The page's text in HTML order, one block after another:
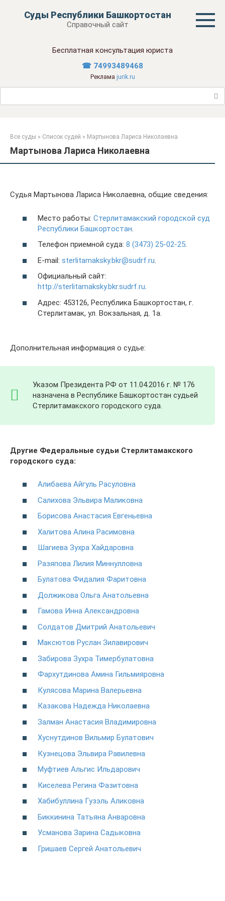
Суды Республики Башкортостан
Справочный сайт
Бесплатная консультация юриста
☎ 74993489468
Реклама jurik.ru
Поиск:
Все суды » Список судей » Мартынова Лариса Николаевна
Мартынова Лариса Николаевна
Судья Мартынова Лариса Николаевна, общие сведения:
Место работы: Стерлитамакский городской суд
Республики Башкортостан
Телефон приемной суда: 8 (3473) 25-02-25.
E-mail: sterlitamaksky.bkr@sudrf.ru
Официальный сайт:
http://sterlitamaksky.bkr.sudrf.ru.
Адрес: 453126, Республика Башкортостан, г.
Стерлитамак, ул. Вокзальная, д. 1а.
Дополнительная информация о судье:
Указом Президента РФ от 11.04.2016 г. № 176
назначена в Республике Башкортостан судьей
Стерлитамакского городского суда.
Другие Федеральные судьи Стерлитамакского
городского суда:
Алибаева Айгуль Расуловна
Салихова Эльвира Маликовна
Борисова Анастасия Евгеньевна
Халитова Алина Расимовна
Шагиева Зухра Хайдаровна
Разяпова Лилия Миннулловна
Булатова Фидалия Фаритовна
Должикова Ольга Анатольевна
Гамова Инна Александровна
Солдатов Дмитрий Анатольевич
Максютов Руслан Зилавирович
Забирова Зухра Тимербулатовна
Фархутдинова Амина Гильмияровна
Кулясова Марина Валерьевна
Казакова Надежда Николаевна
Залман Анастасия Владимировна
Хуснутдинов Вильмир Булатович
Кузнецова Эльвира Равилевна
Муфтиев Альгис Ильдарович
Киселева Регина Фазитовна
Хабибуллина Гузэль Аликовна
Биккинина Татьяна Анваровна
Усманова Зарина Садыковна
Гришаев Сергей Анатольевич